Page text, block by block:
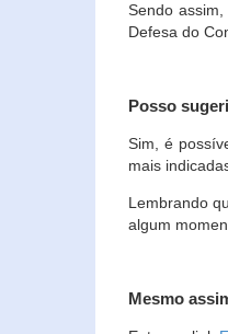
Sendo
Defesa do
Posso
Sim, é
mais
Lembrando
algum
Mesmo